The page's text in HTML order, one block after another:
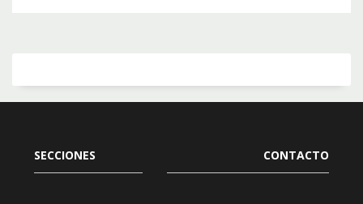
SECCIONES CONTACTO